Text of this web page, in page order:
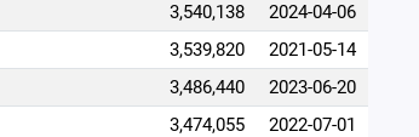
3,540,138
2024-04-06
3,539,820
2021-05-14
3,486,440
2023-06-20
3,474,055
2022-07-01